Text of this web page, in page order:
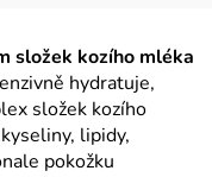
složek kozího mléka
hydratuje,
složek kozího
lipidy,
pokožku